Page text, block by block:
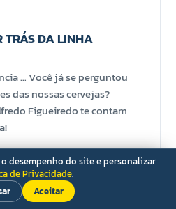
TRÁS DA LINHA
... Você já se perguntou
das nossas cervejas?
Figueiredo te contam
desempenho do site e personalizar
de Privacidade.
Aceitar